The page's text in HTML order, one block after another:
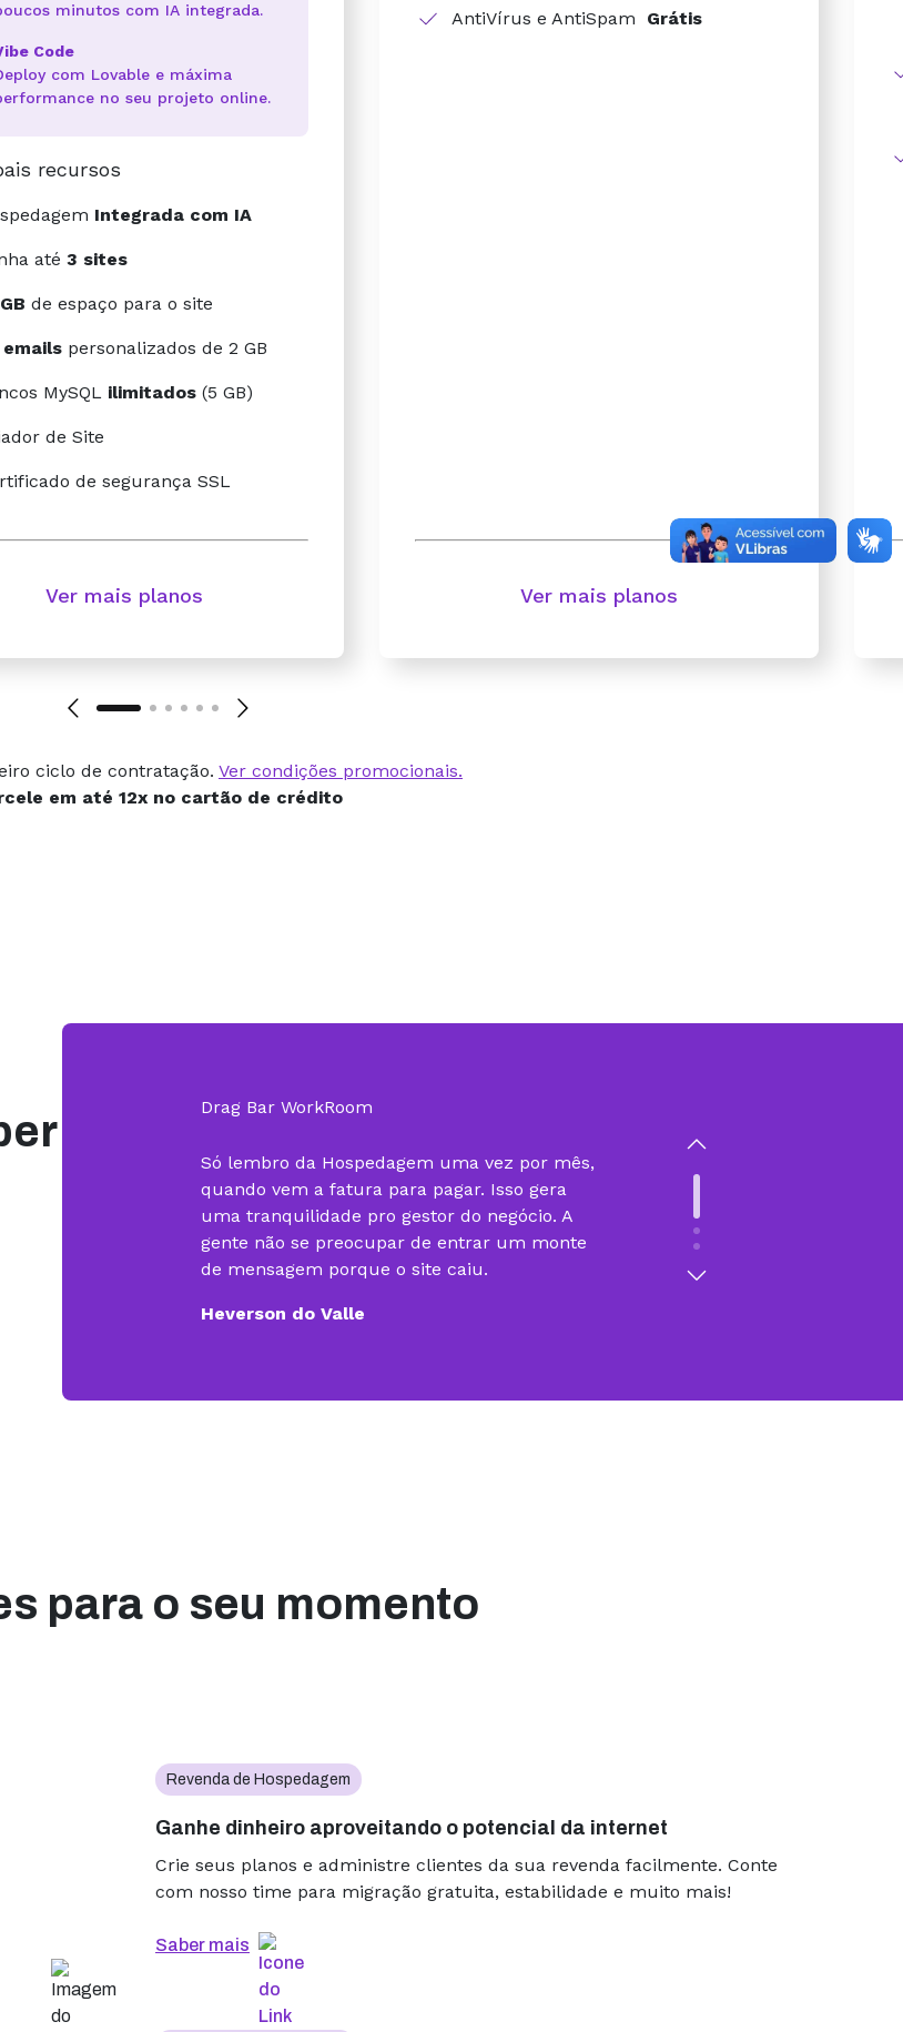
minutos com IA integrada.
Code
com Lovable e máxima
no seu projeto online.
recursos
Integrada com IA
até 3 sites
de espaço para o site
emails personalizados de 2 GB
MySQL ilimitados (5 GB)
de Site
de segurança SSL
Ver mais planos
AntiVírus e AntiSpam Grátis
Ver mais planos
ciclo de contratação. Ver condições promocionais.
em até 12x no cartão de crédito
Drag Bar WorkRoom
Só lembro da Hospedagem uma vez por mês,
quando vem a fatura para pagar. Isso gera
uma tranquilidade pro gestor do negócio. A
gente não se preocupar de entrar um monte
de mensagem porque o site caiu.
Heverson do Valle
Posso dizer que o sucesso do nosso trabalho
problema.
Drag Bar WorkRoom
Só lembro da Hospedagem uma vez por mês,
uma tranquilidade pro gestor do negócio. A
gente não se preocupar de entrar um monte
de mensagem porque o site caiu.
para o seu momento
Revenda de Hospedagem
Ganhe dinheiro aproveitando o potencial da internet
Crie seus planos e administre clientes da sua revenda facilmente. Conte
com nosso time para migração gratuita, estabilidade e muito mais!
Saber mais